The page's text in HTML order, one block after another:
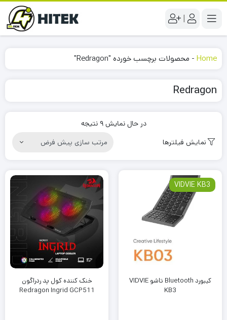
|
Home
- محصولات برچسب خورده "Redragon"
Redragon
در حال نمایش 9 نتیجه
نمایش فیلترها
VIDVIE KB3
کیبورد Bluetooth تاشو VIDVIE
KB3
خنک کننده کول پد ردراگون
Redragon Ingrid GCP511